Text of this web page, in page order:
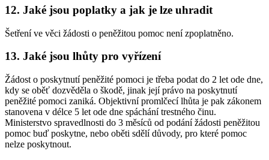
12. Jaké jsou poplatky a jak je lze uhradit
Šetření ve věci žádosti o peněžitou pomoc není zpoplatněno.
13. Jaké jsou lhůty pro vyřízení
Žádost o poskytnutí peněžité pomoci je třeba podat do 2 let ode dne,
kdy se oběť dozvěděla o škodě, jinak její právo na poskytnutí
peněžité pomoci zaniká. Objektivní promlčecí lhůta je pak zákonem
stanovena v délce 5 let ode dne spáchání trestného činu.
Ministerstvo spravedlnosti do 3 měsíců od podání žádosti peněžitou
pomoc buď poskytne, nebo oběti sdělí důvody, pro které pomoc
nelze poskytnout.